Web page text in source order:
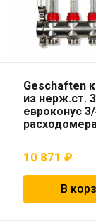
Geschaften
из нерж.ст.
евроконус 3/
10 871₽
В